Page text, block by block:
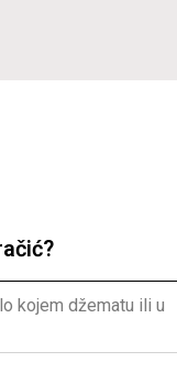
kojem džematu ili u